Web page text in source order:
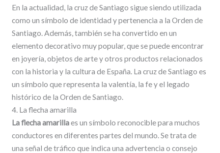
En la actualidad, la cruz de Santiago sigue siendo utilizada
como un símbolo de identidad y pertenencia a la Orden de
Santiago. Además, también se ha convertido en un
elemento decorativo muy popular, que se puede encontrar
en joyería, objetos de arte y otros productos relacionados
con la historia y la cultura de España. La cruz de Santiago es
un símbolo que representa la valentía, la fe y el legado
histórico de la Orden de Santiago.
4. La flecha amarilla
La flecha amarillaes un símbolo reconocible para muchos
conductores en diferentes partes del mundo. Se trata de
una señal de tráfico que indica una advertencia o consejo